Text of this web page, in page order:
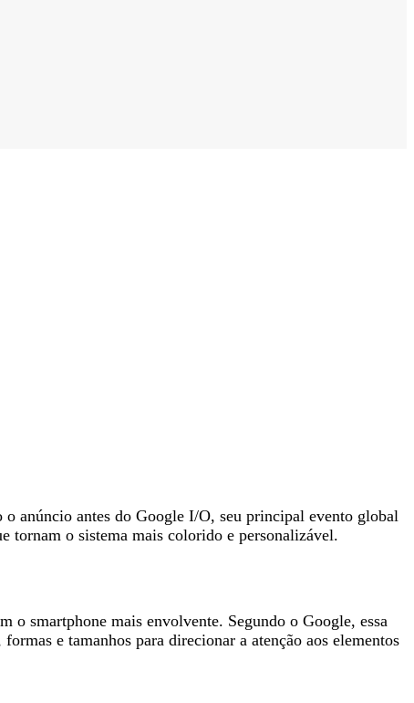
anúncio antes do Google I/O, seu principal evento global
tornam o sistema mais colorido e personalizável.
smartphone mais envolvente. Segundo o Google, essa
e tamanhos para direcionar a atenção aos elementos